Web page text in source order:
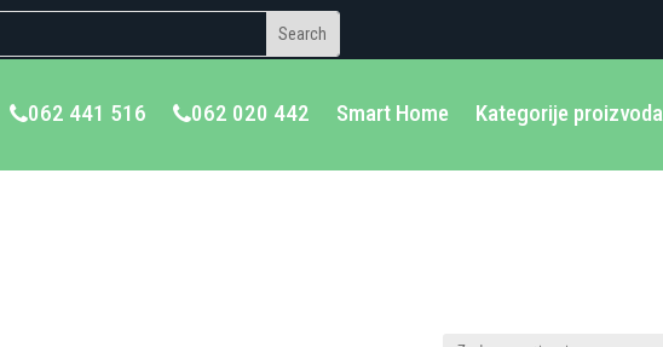
062 441 516 062 020 442 Smart Home Kategorije proizvoda